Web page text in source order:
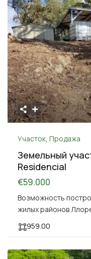
Участок, Продажа
Земельный
Residencial
€59.000
Возможность
жилых районов
959.00